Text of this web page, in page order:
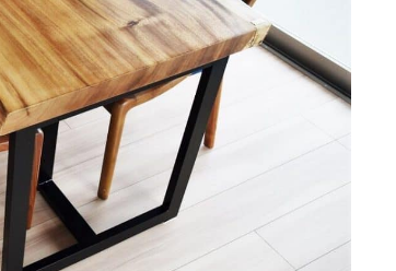
メディア美術協力実績